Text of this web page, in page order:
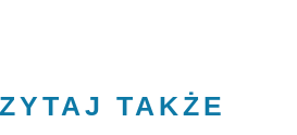
TAKŻE